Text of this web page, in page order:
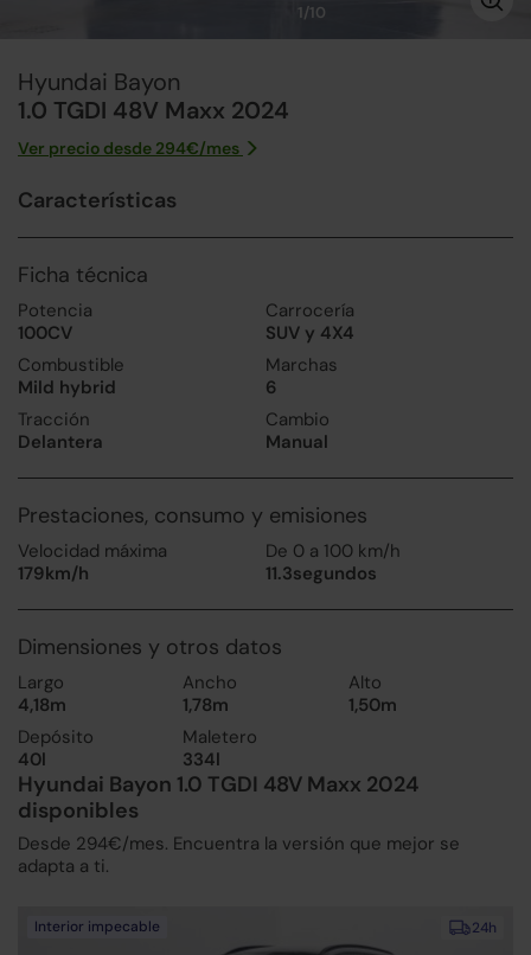
1/10
Hyundai Bayon
1.0 TGDI 48V Maxx 2024
Ver precio desde 294€/mes
Características
Ficha técnica
Potencia
100CV
Carrocería
SUV y 4X4
Combustible
Mild hybrid
Marchas
6
Tracción
Delantera
Cambio
Manual
Prestaciones, consumo y emisiones
Velocidad máxima
179km/h
De 0 a 100 km/h
11.3segundos
Dimensiones y otros datos
Largo
4,18m
Ancho
1,78m
Alto
1,50m
Depósito
40l
Maletero
334l
Hyundai Bayon 1.0 TGDI 48V Maxx 2024
disponibles
Desde 294€/mes. Encuentra la versión que mejor se
adapta a ti.
24h
Interior impecable